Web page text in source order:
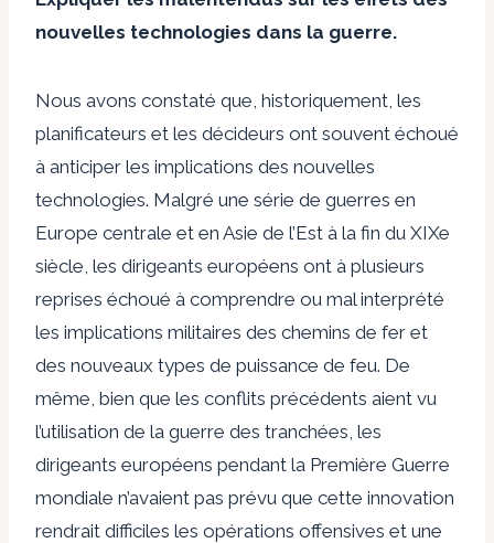
nouvelles technologies dans la guerre.
Nous avons constaté que, historiquement, les
planificateurs et les décideurs ont souvent échoué
à anticiper les implications des nouvelles
technologies. Malgré une série de guerres en
Europe centrale et en Asie de l’Est à la fin du XIXe
siècle, les dirigeants européens ont à plusieurs
reprises échoué à comprendre ou mal interprété
les implications militaires des chemins de fer et
des nouveaux types de puissance de feu. De
même, bien que les conflits précédents aient vu
l’utilisation de la guerre des tranchées, les
dirigeants européens pendant la Première Guerre
mondiale n’avaient pas prévu que cette innovation
rendrait difficiles les opérations offensives et une